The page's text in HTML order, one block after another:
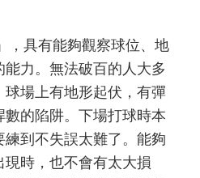
具有能夠觀察球位、地
能力。無法破百的人大多
球場上有地形起伏，有彈
數的陷阱。下場打球時本
練到不失誤太難了。能夠
現時，也不會有太大損